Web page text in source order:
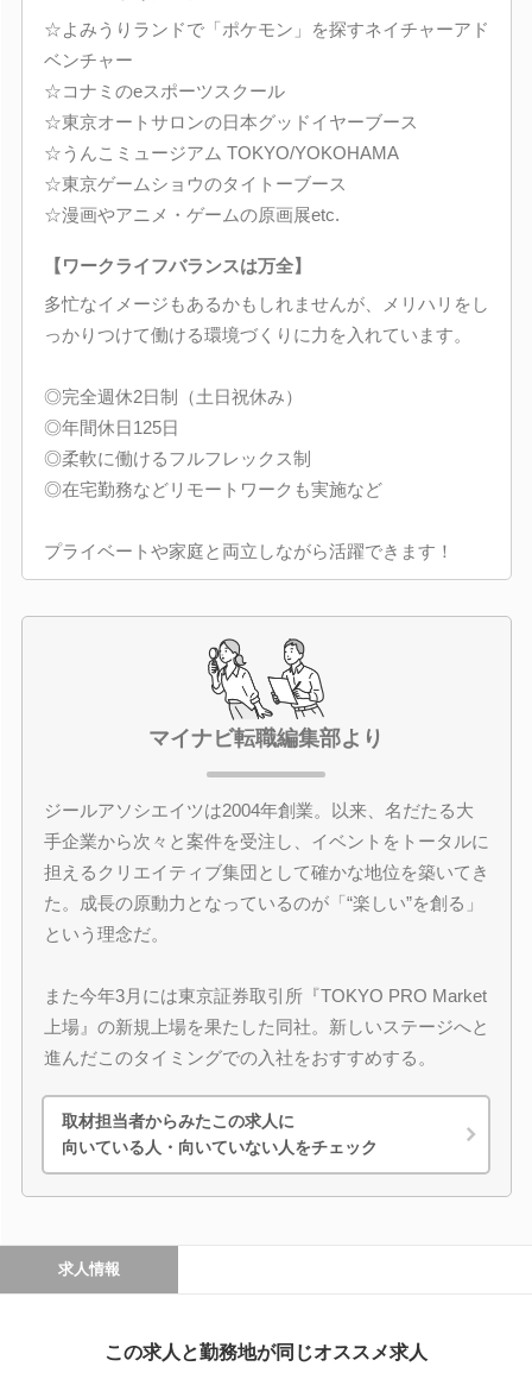
☆よみうりランドで「ポケモン」を探すネイチャーアド
ベンチャー
☆コナミのeスポーツスクール
☆東京オートサロンの日本グッドイヤーブース
☆うんこミュージアム TOKYO/YOKOHAMA
☆東京ゲームショウのタイトーブース
☆漫画やアニメ・ゲームの原画展etc.
【ワークライフバランスは万全】
多忙なイメージもあるかもしれませんが、メリハリをし
っかりつけて働ける環境づくりに力を入れています。
◎完全週休2日制（土日祝休み）
◎年間休日125日
◎柔軟に働けるフルフレックス制
◎在宅勤務などリモートワークも実施など
プライベートや家庭と両立しながら活躍できます！
マイナビ転職編集部より
ジールアソシエイツは2004年創業。以来、名だたる大
手企業から次々と案件を受注し、イベントをトータルに
担えるクリエイティブ集団として確かな地位を築いてき
た。成長の原動力となっているのが「“楽しい”を創る」
という理念だ。
また今年3月には東京証券取引所『TOKYO PRO Market
上場』の新規上場を果たした同社。新しいステージへと
進んだこのタイミングでの入社をおすすめする。
取材担当者からみたこの求人に
向いている人・向いていない人をチェック
求人情報
この求人と勤務地が同じオススメ求人